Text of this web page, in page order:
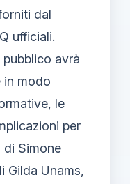
dal
ufficiali.
avrà
in modo
le
per
di Simone
Gilda Unams,